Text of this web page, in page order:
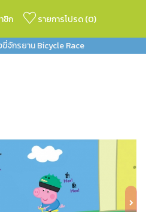
ชิก รายการโปรด (0)
จักรยาน Bicycle Race